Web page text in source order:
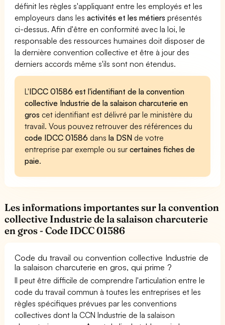
définit les règles s'appliquant entre les employés et les
employeurs dans lesactivités et les métiers présentés
ci-dessus. Afin d'être en conformité avec la loi, le
responsable des ressources humaines doit disposer de
la dernière convention collective et être à jour des
derniers accords même s'ils sont non étendus.
L'IDCC 01586 est l'identifiant de la convention
collective Industrie de la salaison charcuterie en
gros cet identifiant est délivré par le ministère du
travail. Vous pouvez retrouver des références du
code IDCC 01586 dansla DSN de votre
entreprise par exemple ou surcertaines fiches de
paie.
Les informations importantes sur la convention
collective Industrie de la salaison charcuterie
en gros - Code IDCC 01586
Code du travail ou convention collective Industrie de
la salaison charcuterie en gros, qui prime ?
Il peut être difficile de comprendre l'articulation entre le
code du travail commun à toutes les entreprises et les
règles spécifiques prévues par les conventions
collectives dont la CCN Industrie de la salaison